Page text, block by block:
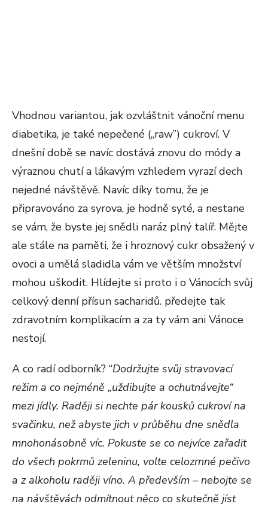
Vhodnou variantou, jak ozvláštnit vánoční menu
diabetika, je také nepečené („raw”) cukroví. V
dnešní době se navíc dostává znovu do módy a
výraznou chutí a lákavým vzhledem vyrazí dech
nejedné návštěvě. Navíc díky tomu, že je
připravováno za syrova, je hodně syté, a nestane
se vám, že byste jej snědli naráz plný talíř. Mějte
ale stále na paměti, že i hroznový cukr obsažený v
ovoci a umělá sladidla vám ve větším množství
mohou uškodit. Hlídejte si proto i o Vánocích svůj
celkový denní přísun sacharidů. předejte tak
zdravotním komplikacím a za ty vám ani Vánoce
nestojí.
A co radí odborník? “Dodržujte svůj stravovací
režim a co nejméně „uždibujte a ochutnávejte“
mezi jídly. Raději si nechte pár kousků cukroví na
svačinku, než abyste jich v průběhu dne snědla
mnohonásobně víc. Pokuste se co nejvíce zařadit
do všech pokrmů zeleninu, volte celozrnné pečivo
a z alkoholu raději víno. A především – nebojte se
na návštěvách odmítnout něco co skutečně jíst